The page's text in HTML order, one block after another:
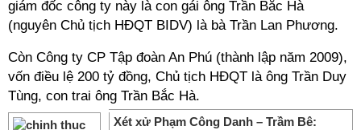
giám đốc công ty này là con gái ông Trần Bắc Hà
(nguyên Chủ tịch HĐQT BIDV) là bà Trần Lan Phương.
Còn Công ty CP Tập đoàn An Phú (thành lập năm 2009),
vốn điều lệ 200 tỷ đồng, Chủ tịch HĐQT là ông Trần Duy
Tùng, con trai ông Trần Bắc Hà.
Xét xử Phạm Công Danh – Trầm Bê: